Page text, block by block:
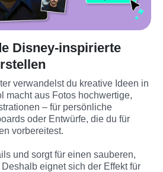
Disney-inspirierte
verwandelst du kreative Ideen in
macht aus Fotos hochwertige,
– für persönliche
oder Entwürfe, die du für
vorbereitest.
und sorgt für einen sauberen,
eignet sich der Effekt für